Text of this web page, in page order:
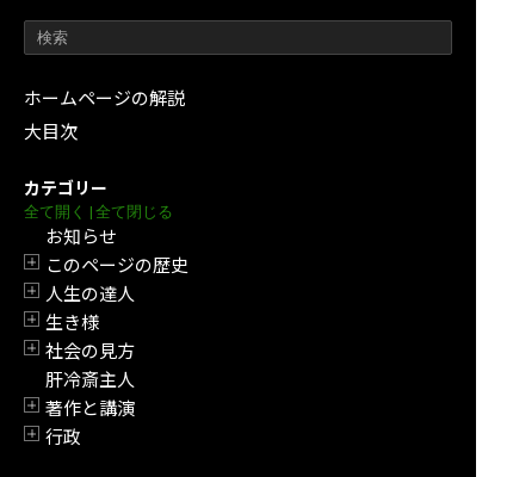
ホームページの解説
大目次
カテゴリー
全て開く | 全て閉じる
お知らせ
開閉
このページの歴史
開閉
人生の達人
開閉
生き様
開閉
社会の見方
肝冷斎主人
開閉
著作と講演
開閉
行政